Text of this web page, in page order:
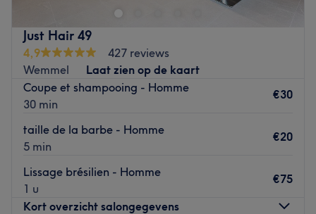
Just Hair 49
4,9
427 reviews
Wemmel
Laat zien op de kaart
Coupe et shampooing - Homme
30 min
€30
taille de la barbe - Homme
5 min
€20
Lissage brésilien - Homme
1 u
€75
Kort overzicht salongegevens